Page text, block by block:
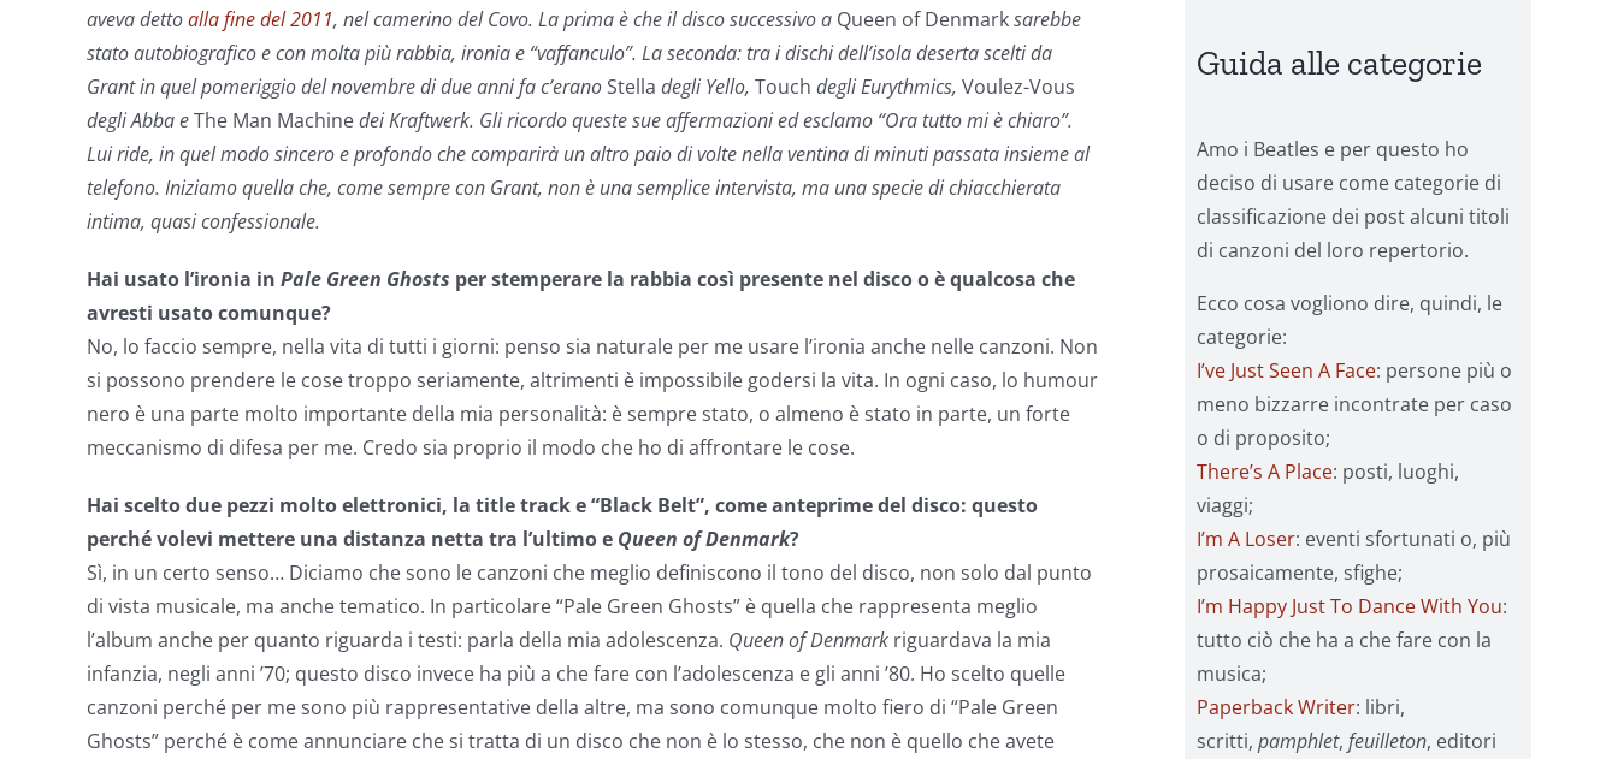
aveva dettoalla fine del 2011, nel camerino del Covo. La prima è che il disco successivo a Queen of Denmarksarebbe
stato autobiografico e con molta più rabbia, ironia e “vaffanculo”. La seconda: tra i dischi dell’isola deserta scelti da
Grant in quel pomeriggio del novembre di due anni fa c’eranoStella degli Yello, Touch degli Eurythmics, Voulez-Vous
degli Abba eThe Man Machinedei Kraftwerk. Gli ricordo queste sue affermazioni ed esclamo “Ora tutto mi è chiaro”.
Lui ride, in quel modo sincero e profondo che comparirà un altro paio di volte nella ventina di minuti passata insieme al
telefono. Iniziamo quella che, come sempre con Grant, non è una semplice intervista, ma una specie di chiacchierata
intima, quasi confessionale.
Hai usato l’ironia in Pale Green Ghosts per stemperare la rabbia così presente nel disco o è qualcosa che
avresti usato comunque?
No, lo faccio sempre, nella vita di tutti i giorni: penso sia naturale per me usare l’ironia anche nelle canzoni. Non
si possono prendere le cose troppo seriamente, altrimenti è impossibile godersi la vita. In ogni caso, lo humour
nero è una parte molto importante della mia personalità: è sempre stato, o almeno è stato in parte, un forte
meccanismo di difesa per me. Credo sia proprio il modo che ho di affrontare le cose.
Hai scelto due pezzi molto elettronici, la title track e “Black Belt”, come anteprime del disco: questo
perché volevi mettere una distanza netta tra l’ultimo e Queen of Denmark?
Sì, in un certo senso… Diciamo che sono le canzoni che meglio definiscono il tono del disco, non solo dal punto
di vista musicale, ma anche tematico. In particolare “Pale Green Ghosts” è quella che rappresenta meglio
l’album anche per quanto riguarda i testi: parla della mia adolescenza. Queen of Denmark riguardava la mia
infanzia, negli anni ’70; questo disco invece ha più a che fare con l’adolescenza e gli anni ’80. Ho scelto quelle
canzoni perché per me sono più rappresentative della altre, ma sono comunque molto fiero di “Pale Green
Ghosts” perché è come annunciare che si tratta di un disco che non è lo stesso, che non è quello che avete
Guida alle categorie
Amo i Beatles e per questo ho
deciso di usare come categorie di
classificazione dei post alcuni titoli
di canzoni del loro repertorio.
Ecco cosa vogliono dire, quindi, le
categorie:
I’ve Just Seen A Face: persone più o
meno bizzarre incontrate per caso
o di proposito;
There’s A Place: posti, luoghi,
viaggi;
I’m A Loser: eventi sfortunati o, più
prosaicamente, sfighe;
I’m Happy Just To Dance With You:
tutto ciò che ha a che fare con la
musica;
Paperback Writer: libri,
scritti, pamphlet, feuilleton, editori